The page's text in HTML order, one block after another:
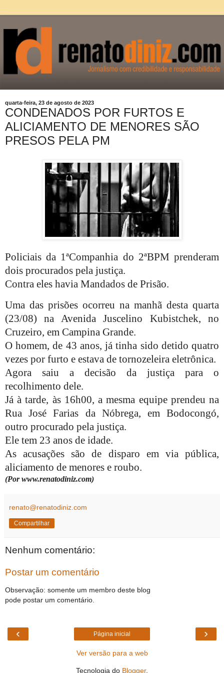
quarta-feira, 23 de agosto de 2023
CONDENADOS POR FURTOS E
ALICIAMENTO DE MENORES SÃO
PRESOS PELA PM
Policiais da 1ªCompanhia do 2ªBPM prenderam
dois procurados pela justiça.
Contra eles havia Mandados de Prisão.
Uma das prisões ocorreu na manhã desta quarta
(23/08) na Avenida Juscelino Kubistchek, no
Cruzeiro, em Campina Grande.
O homem, de 43 anos, já tinha sido detido quatro
vezes por furto e estava de tornozeleira eletrônica.
Agora saiu a decisão da justiça para o
recolhimento dele.
Já à tarde, às 16h00, a mesma equipe prendeu na
Rua José Farias da Nóbrega, em Bodocongó,
outro procurado pela justiça.
Ele tem 23 anos de idade.
As acusações são de disparo em via pública,
aliciamento de menores e roubo.
(Por www.renatodiniz.com)
renato@renatodiniz.com
Compartilhar
Nenhum comentário:
Postar um comentário
Observação: somente um membro deste blog
pode postar um comentário.
‹ ›
Página inicial
Ver versão para a web
Tecnologia do Blogger.